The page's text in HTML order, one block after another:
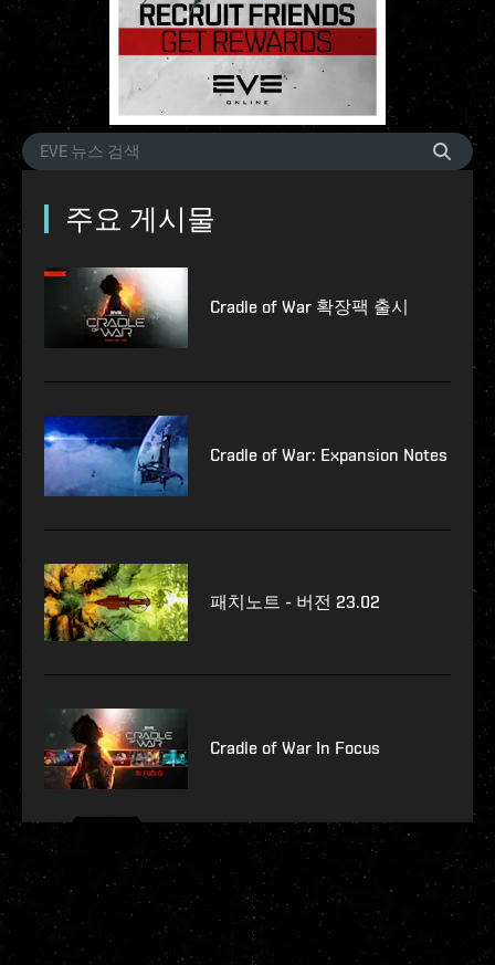
주요 게시물
Cradle of War 확장팩 출시
Cradle of War: Expansion Notes
패치노트 - 버전 23.02
Cradle of War In Focus